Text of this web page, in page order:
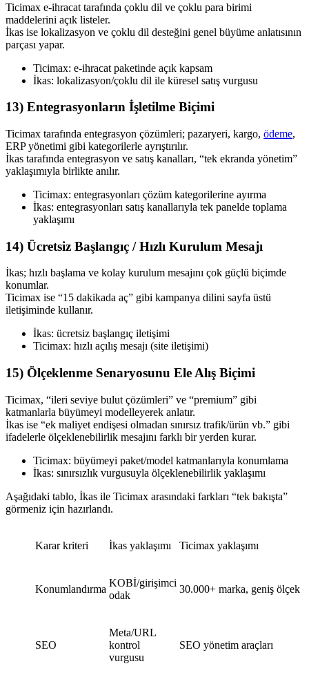
Ticimax e-ihracat tarafında çoklu dil ve çoklu para birimi
maddelerini açık listeler.
İkas ise lokalizasyon ve çoklu dil desteğini genel büyüme anlatısının
parçası yapar.
Ticimax: e-ihracat paketinde açık kapsam
İkas: lokalizasyon/çoklu dil ile küresel satış vurgusu
13) Entegrasyonların İşletilme Biçimi
Ticimax tarafında entegrasyon çözümleri; pazaryeri, kargo, ödeme,
ERP yönetimi gibi kategorilerle ayrıştırılır.
İkas tarafında entegrasyon ve satış kanalları, “tek ekranda yönetim”
yaklaşımıyla birlikte anılır.
Ticimax: entegrasyonları çözüm kategorilerine ayırma
İkas: entegrasyonları satış kanallarıyla tek panelde toplama
yaklaşımı
14) Ücretsiz Başlangıç / Hızlı Kurulum Mesajı
İkas; hızlı başlama ve kolay kurulum mesajını çok güçlü biçimde
konumlar.
Ticimax ise “15 dakikada aç” gibi kampanya dilini sayfa üstü
iletişiminde kullanır.
İkas: ücretsiz başlangıç iletişimi
Ticimax: hızlı açılış mesajı (site iletişimi)
15) Ölçeklenme Senaryosunu Ele Alış Biçimi
Ticimax, “ileri seviye bulut çözümleri” ve “premium” gibi
katmanlarla büyümeyi modelleyerek anlatır.
İkas ise “ek maliyet endişesi olmadan sınırsız trafik/ürün vb.” gibi
ifadelerle ölçeklenebilirlik mesajını farklı bir yerden kurar.
Ticimax: büyümeyi paket/model katmanlarıyla konumlama
İkas: sınırsızlık vurgusuyla ölçeklenebilirlik yaklaşımı
Aşağıdaki tablo, İkas ile Ticimax arasındaki farkları “tek bakışta”
görmeniz için hazırlandı.
Karar kriteri İkas yaklaşımı Ticimax yaklaşımı
Konumlandırma
KOBİ/girişimci
odak
30.000+ marka, geniş ölçek
SEO
Meta/URL
kontrol
vurgusu
SEO yönetim araçları